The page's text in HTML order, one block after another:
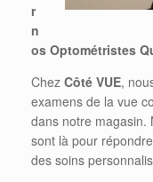
r
n
os Optométristes
Chez Côté VUE,
examens de la vue
dans notre magasin.
sont là pour
des soins